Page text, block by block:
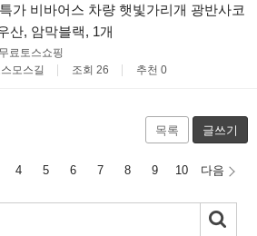
가 비바어스 차량 햇빛가리개 광반사코
산, 암막블랙, 1개
료 토스쇼핑
스모스길 조회 26 추천 0
목록 글쓰기
4 5 6 7 8 9 10 다음